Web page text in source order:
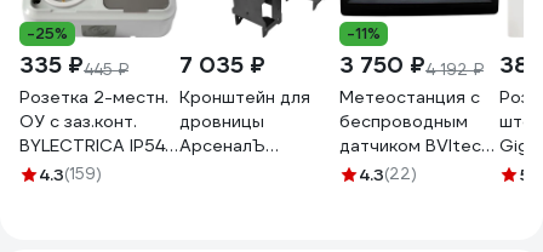
-25%
335 ₽445 ₽
Розетка 2-местн.
ОУ с заз.конт.
BYLECTRICA IP54,
серия ПРАЛЕСКА
4.3(159)
7 035 ₽
Кронштейн для
дровницы
АрсеналЪ
-11%
3 750 ₽4 192 ₽
Метеостанция с
беспроводным
датчиком BVItech
BV-677
4.3(22)
5